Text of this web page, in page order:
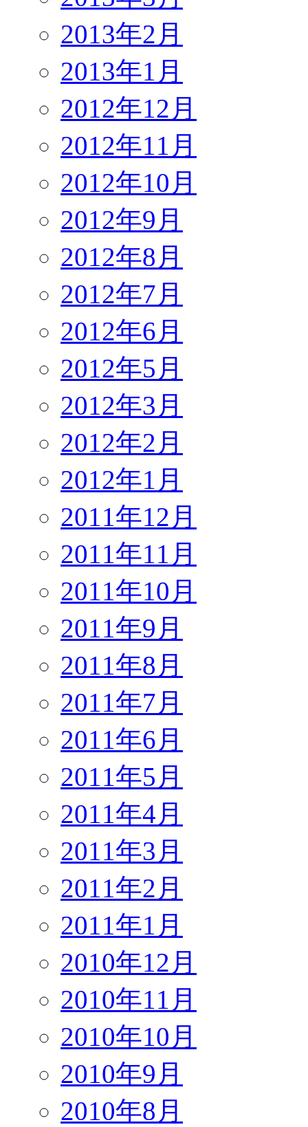
2013年2月
2013年1月
2012年12月
2012年11月
2012年10月
2012年9月
2012年8月
2012年7月
2012年6月
2012年5月
2012年3月
2012年2月
2012年1月
2011年12月
2011年11月
2011年10月
2011年9月
2011年8月
2011年7月
2011年6月
2011年5月
2011年4月
2011年3月
2011年2月
2011年1月
2010年12月
2010年11月
2010年10月
2010年9月
2010年8月